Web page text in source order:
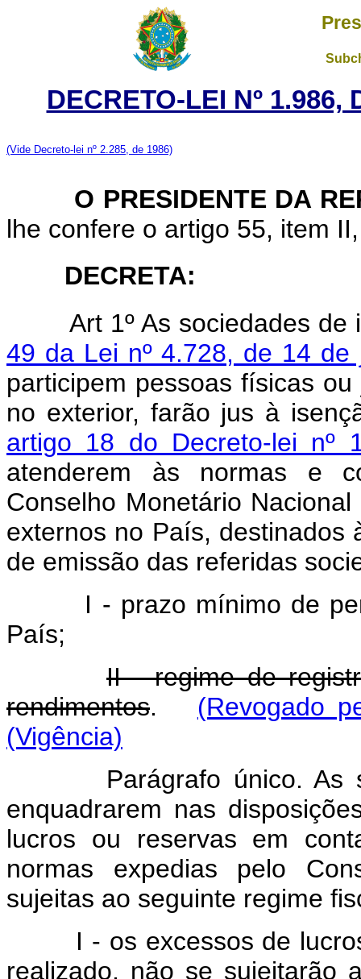
DECRETO-LEI Nº 1.986,
(Vide Decreto-lei nº 2.285, de 1986)
O PRESIDENTE DA
lhe confere o artigo 55, item
DECRETA:
Art 1º As sociedades
49 da Lei nº 4.728, de 14 de
participem pessoas físicas
no exterior, farão jus à
artigo 18 do Decreto-lei nº
atenderem às normas e
Conselho Monetário
externos no País, destinados
de emissão das referidas
I - prazo mínimo de
País;
II - regime de
rendimentos. (Revogado
(Vigência)
Parágrafo único. As
enquadrarem nas
lucros ou reservas em
normas expedias pelo
sujeitas ao seguinte regime
I - os excessos de
realizado, não se sujeitarão